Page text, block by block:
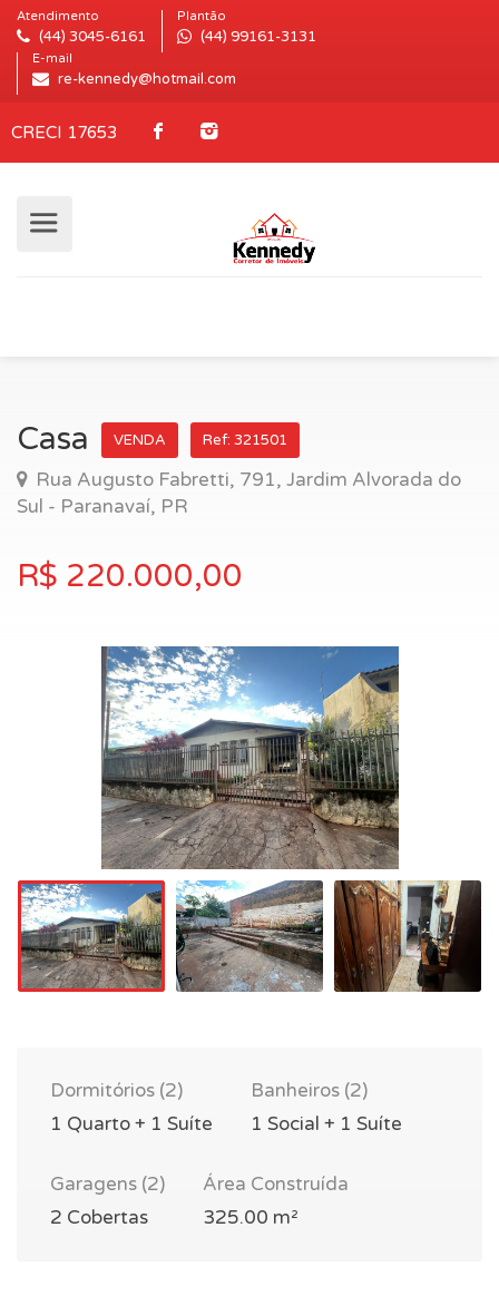
Atendimento
(44) 3045-6161
Plantão
(44) 99161-3131
E-mail
re-kennedy@hotmail.com
CRECI 17653
Casa VENDA Ref: 321501
Rua Augusto Fabretti, 791, Jardim Alvorada do
Sul - Paranavaí, PR
R$ 220.000,00
Dormitórios (2)
1 Quarto + 1 Suíte
Banheiros (2)
1 Social + 1 Suíte
Garagens (2)
2 Cobertas
Área Construída
325.00 m²